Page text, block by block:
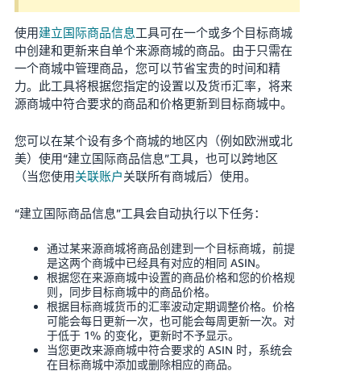
தமிழ்
- IN
Tiếng
Việt -
VN
Deutsch
- DE
Português
中
文
TW
使用建立国际商品信息工具可在一个或多个目标商城
中创建和更新来自单个来源商城的商品。由于只需在
一个商城中管理商品，您可以节省宝贵的时间和精
力。此工具将根据您指定的设置以及货币汇率，将来
源商城中符合要求的商品和价格更新到目标商城中。
您可以在某个设有多个商城的地区内（例如欧洲或北
美）使用“建立国际商品信息”工具，也可以跨地区
（当您使用关联账户关联所有商城后）使用。
“建立国际商品信息”工具会自动执行以下任务：
通过某来源商城将商品创建到一个目标商城，前提
是这两个商城中已经具有对应的相同 ASIN。
根据您在来源商城中设置的商品价格和您的价格规
则，同步目标商城中的商品价格。
根据目标商城货币的汇率波动定期调整价格。价格
可能会每日更新一次，也可能会每周更新一次。对
于低于 1% 的变化，更新时不予显示。
当您更改来源商城中符合要求的 ASIN 时，系统会
在目标商城中添加或删除相应的商品。